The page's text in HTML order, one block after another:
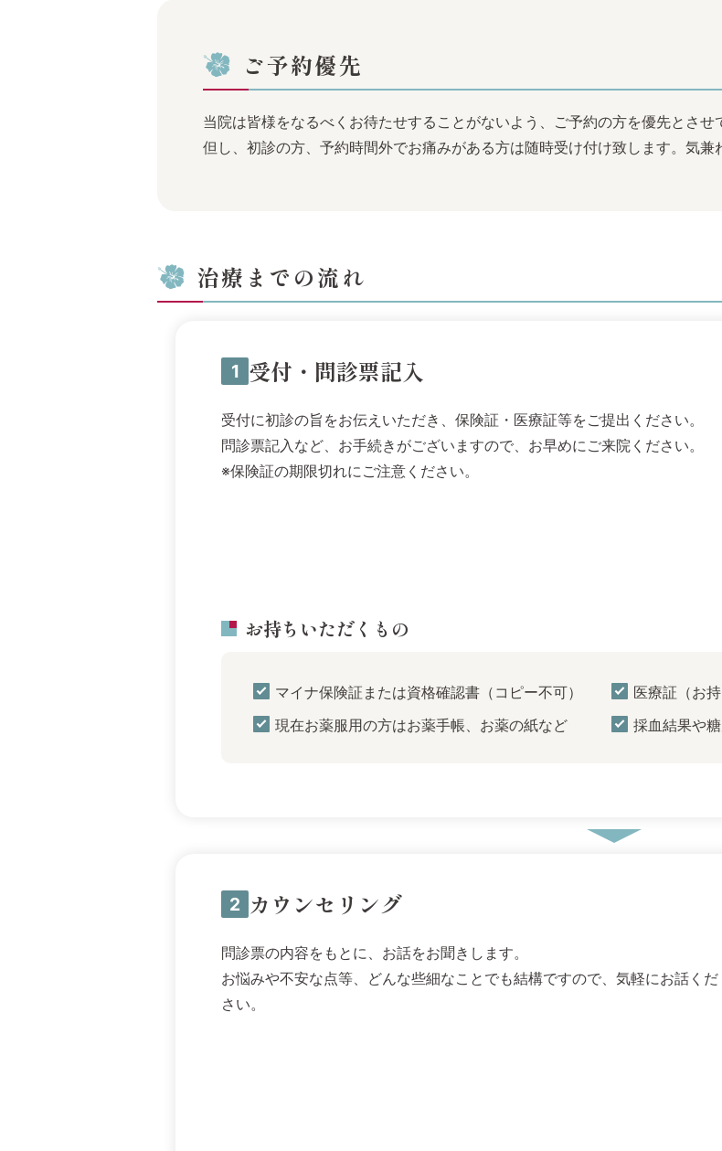
ご予約優先
当院は皆様をなるべくお待たせすることがないよう、ご予約の方を優先とさせ
但し、初診の方、予約時間外でお痛みがある方は随時受け付け致します。気兼
治療までの流れ
1 受付・問診票記入
受付に初診の旨をお伝えいただき、保険証・医療証等をご提出ください。
問診票記入など、お手続きがございますので、お早めにご来院ください。
※保険証の期限切れにご注意ください。
お持ちいただくもの
マイナ保険証または資格確認書（コピー不可）
医療証（お持
現在お薬服用の方はお薬手帳、お薬の紙など
採血結果や
2 カウンセリング
問診票の内容をもとに、お話をお聞きします。
お悩みや不安な点等、どんな些細なことでも結構ですので、気軽にお話くだ
さい。